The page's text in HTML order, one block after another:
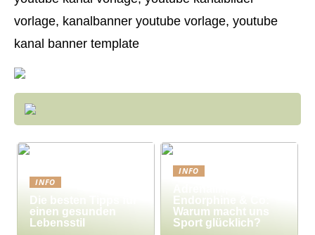
vorlage, kanalbanner youtube vorlage, youtube
kanal banner template
INFO
Die besten Tipps für
einen gesunden
Lebensstil
INFO
Endorphine & Co:
Warum macht uns
Sport glücklich?